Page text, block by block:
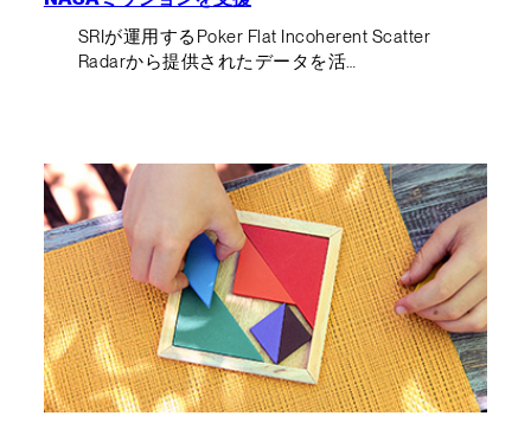
SRIが運用するPoker Flat Incoherent Scatter
Radarから提供されたデータを活…